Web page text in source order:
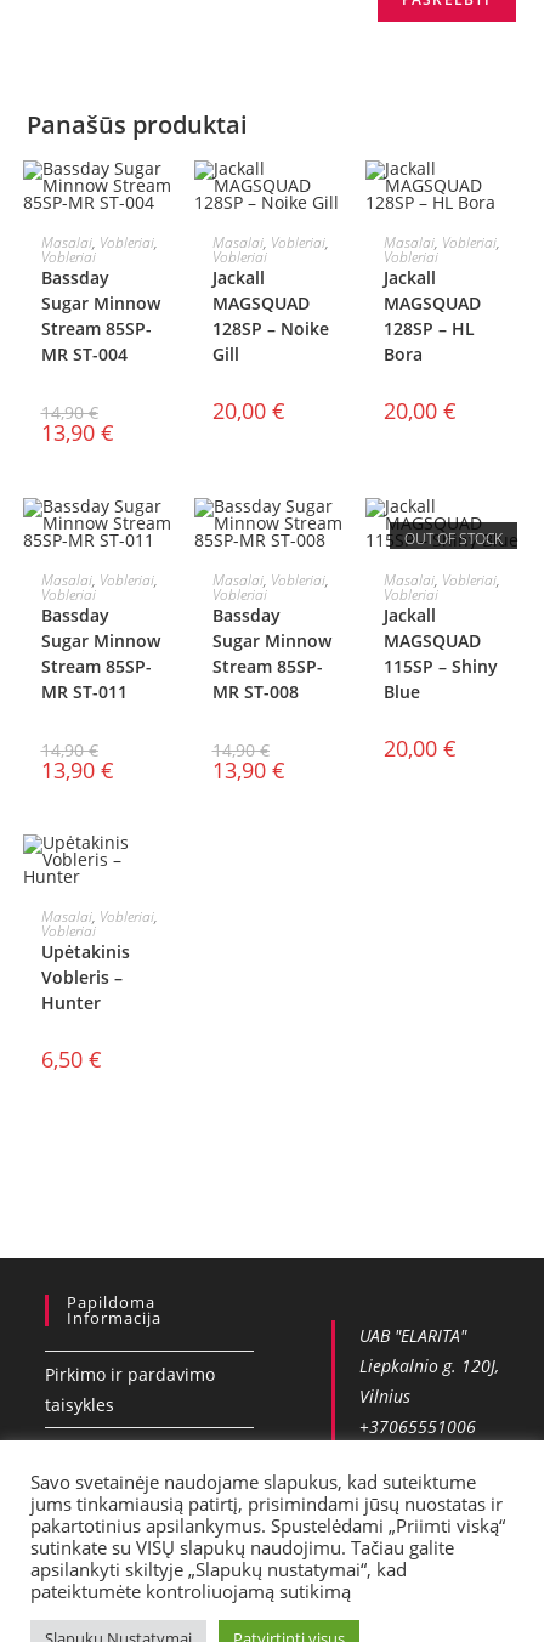
Panašūs produktai
AKCIJA!
Į KREPŠELĮ
Masalai, Vobleriai,
Vobleriai
Bassday
Sugar Minnow
Stream 85SP-
MR ST-004
14,90€
13,90 €
Į KREPŠELĮ
Masalai, Vobleriai,
Vobleriai
Jackall
MAGSQUAD
128SP – Noike
Gill
20,00 €
Į KREPŠELĮ
Masalai, Vobleriai,
Vobleriai
Jackall
MAGSQUAD
128SP – HL
Bora
20,00 €
AKCIJA!
Į KREPŠELĮ
Masalai, Vobleriai,
Vobleriai
Bassday
Sugar Minnow
Stream 85SP-
MR ST-011
14,90€
13,90 €
AKCIJA!
Į KREPŠELĮ
Masalai, Vobleriai,
Vobleriai
Bassday
Sugar Minnow
Stream 85SP-
MR ST-008
14,90€
13,90 €
OUT OF STOCK
DAUGIAU
Masalai, Vobleriai,
Vobleriai
Jackall
MAGSQUAD
115SP – Shiny
Blue
20,00 €
Į KREPŠELĮ
Masalai, Vobleriai,
Vobleriai
Upėtakinis
Vobleris –
Hunter
6,50 €
Papildoma
Informacija
Pirkimo ir pardavimo
taisykles
Kontaktai
Pristatymas
UAB "ELARITA"
Liepkalnio g. 120J,
Vilnius
+37065551006
Savo svetainėje naudojame slapukus, kad suteiktume
jums tinkamiausią patirtį, prisimindami jūsų nuostatas ir
pakartotinius apsilankymus. Spustelėdami „Priimti viską“
sutinkate su VISŲ slapukų naudojimu. Tačiau galite
apsilankyti skiltyje „Slapukų nustatymai“, kad
pateiktumėte kontroliuojamą sutikimą